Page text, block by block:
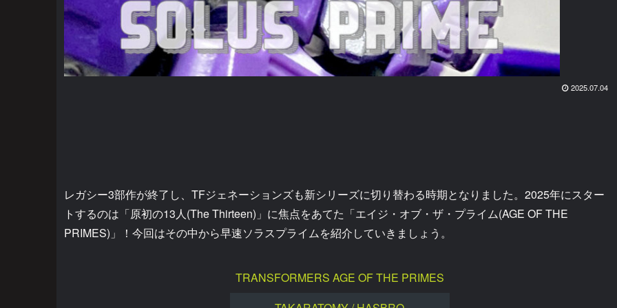
2025.07.04
レガシー3部作が終了し、TFジェネーションズも新シリーズに切り替わる時期となりました。2025年にスター
トするのは「原初の13人(The Thirteen)」に焦点をあてた「エイジ・オブ・ザ・プライム(AGE OF THE
PRIMES)」！今回はその中から早速ソラスプライムを紹介していきましょう。
TRANSFORMERS AGE OF THE PRIMES